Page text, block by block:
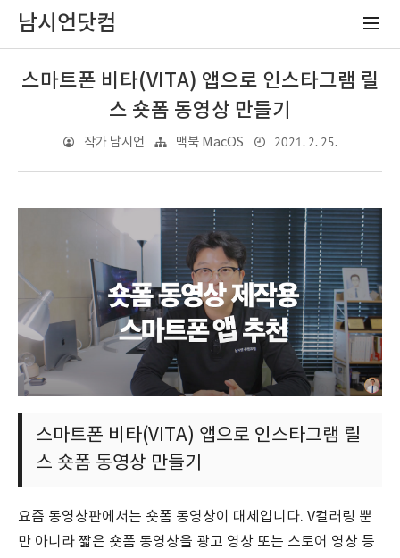
남시언닷컴
스마트폰 비타(VITA) 앱으로 인스타그램 릴
스 숏폼 동영상 만들기
작가 남시언 맥북 MacOS 2021. 2. 25.
스마트폰 비타(VITA) 앱으로 인스타그램 릴
스 숏폼 동영상 만들기
요즘 동영상판에서는 숏폼 동영상이 대세입니다. V컬러링 뿐
만 아니라 짧은 숏폼 동영상을 광고 영상 또는 스토어 영상 등